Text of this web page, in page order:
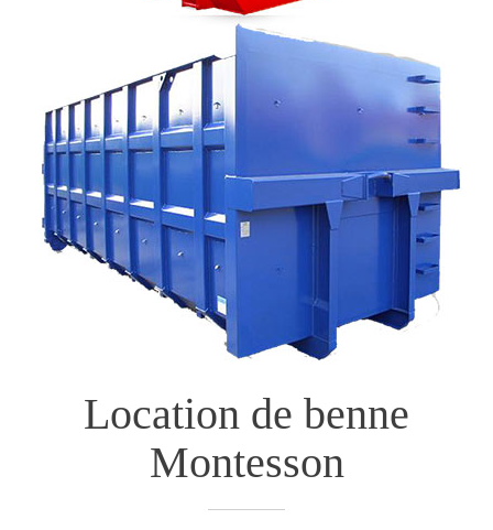
Location de benne
Montesson